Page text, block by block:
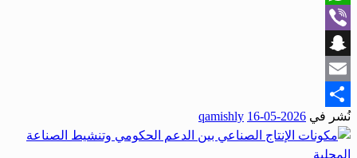
WhatsApp
Viber
Snapchat
Email
Share
نُشر في 2026-05-16
qamishly